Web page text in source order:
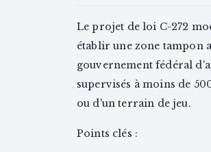
Le projet de loi C-272
établir une zone tampon
gouvernement fédéral
supervisés à moins de
ou d'un terrain de jeu.
Points clés :